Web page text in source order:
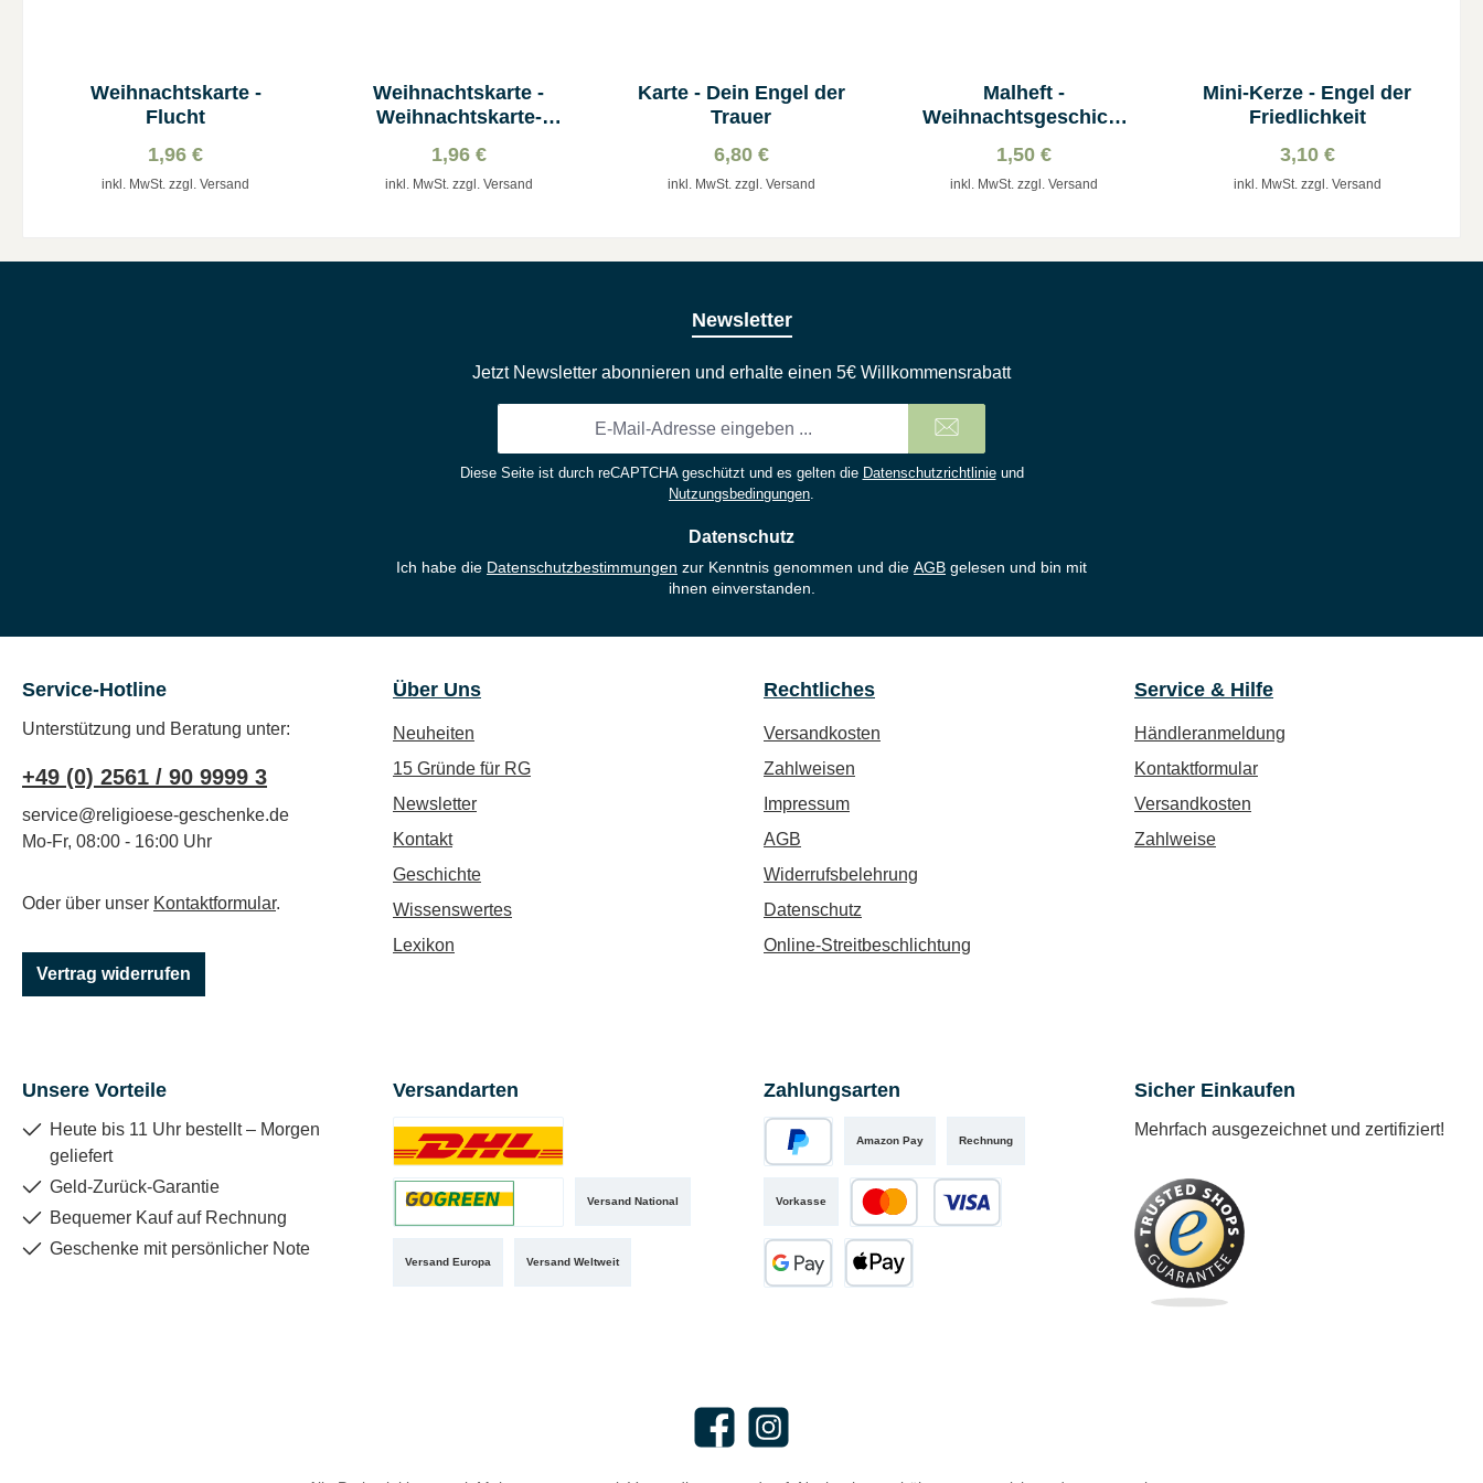
Weihnachtskarte -
Flucht
1,96 €
inkl. MwSt. zzgl. Versand
Weihnachtskarte -
Weihnachtskarte-
1,96 €
inkl. MwSt. zzgl. Versand
Karte - Dein Engel der
Trauer
6,80 €
inkl. MwSt. zzgl. Versand
Malheft -
Weihnachtsgeschicht
1,50 €
inkl. MwSt. zzgl. Versand
Mini-Kerze - Engel der
Friedlichkeit
3,10 €
inkl. MwSt. zzgl. Versand
Newsletter
Jetzt Newsletter abonnieren und erhalte einen 5€ Willkommensrabatt
*
Diese Seite ist durch reCAPTCHA geschützt und es gelten die Datenschutzrichtlinieund
Nutzungsbedingungen
Datenschutz
Ich habe die Datenschutzbestimmungen zur Kenntnis genommen und die AGB gelesen und bin mit
ihnen einverstanden.
Service-Hotline
Unterstützung und Beratung unter:
+49 (0) 2561 / 90 9999 3
service@religioese-geschenke.de
Mo-Fr, 08:00 - 16:00 Uhr
Oder über unser Kontaktformular.
Vertrag widerrufen
Über Uns
Neuheiten
15 Gründe für RG
Newsletter
Kontakt
Geschichte
Wissenswertes
Lexikon
Rechtliches
Versandkosten
Zahlweisen
Impressum
AGB
Widerrufsbelehrung
Datenschutz
Online-Streitbeschlichtung
Service & Hilfe
Händleranmeldung
Kontaktformular
Versandkosten
Zahlweise
Unsere Vorteile
Heute bis 11 Uhr bestellt – Morgen
geliefert
Geld-Zurück-Garantie
Bequemer Kauf auf Rechnung
Geschenke mit persönlicher Note
Versandarten
Versand National
Versand Europa Versand Weltweit
Benutzerdefiniertes Bild 1
Zahlungsarten
Amazon Pay Rechnung
Vorkasse
Kredit- oder Debitkarte
Sicher Einkaufen
Mehrfach ausgezeichnet und zertifiziert!
FacebookInstagram